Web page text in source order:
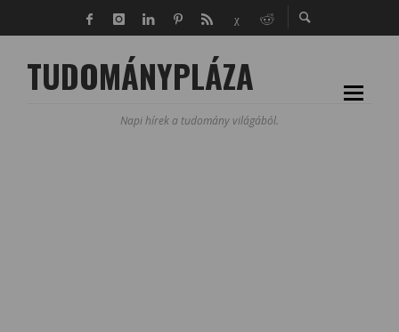
TUDOMÁNYPLÁZA
Napi hírek a tudomány világából.